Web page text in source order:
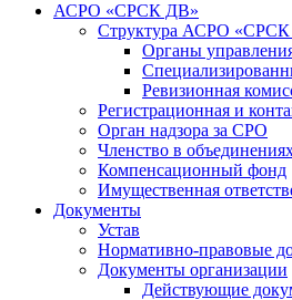
АСРО «СРСК ДВ»
Структура АСРО
Органы
Ревизионная
Регистрационная и
Орган надзора за СРО
Членство в
Компенсационный фонд
Имущественная
Документы
Устав
Нормативно-правовые
Документы организации
Действующие